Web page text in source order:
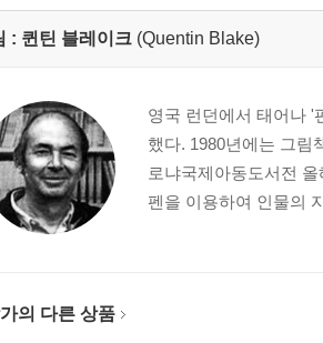
: 퀸틴 블레이크 (Quentin Blake)
영국 런던에서 태어나 '
했다. 1980년에는 그림
로냐국제아동도서전
펜을 이용하여 인물의
의 다른 상품